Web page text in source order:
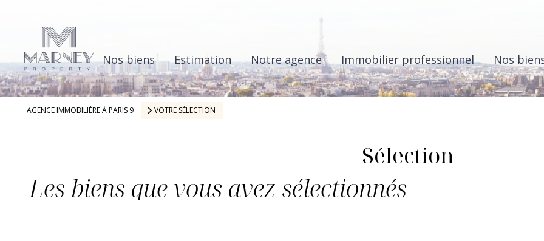
Nos biens Estimation Notre agence Immobilier professionnel Nos
AGENCE IMMOBILIÈRE À PARIS 9 VOTRE SÉLECTION
Sélection
Les biens que vous avez sélectionnés